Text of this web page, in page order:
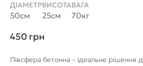
ДІАМЕТР
50см
ВИСОТА
25см
ВАГА
70кг
450 грн
Півсфера бетонна – ідеальне рішення